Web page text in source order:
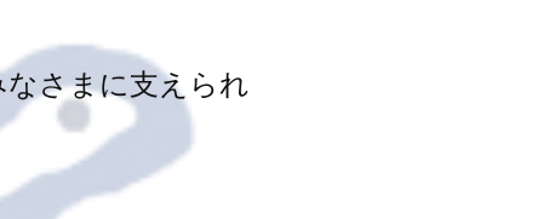
さまに支えられ